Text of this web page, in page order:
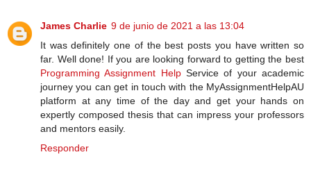
James Charlie 9 de junio de 2021 a las 13:04
It was definitely one of the best posts you have written so
far. Well done! If you are looking forward to getting the best
Programming Assignment HelpService of your academic
journey you can get in touch with the MyAssignmentHelpAU
platform at any time of the day and get your hands on
expertly composed thesis that can impress your professors
and mentors easily.
Responder